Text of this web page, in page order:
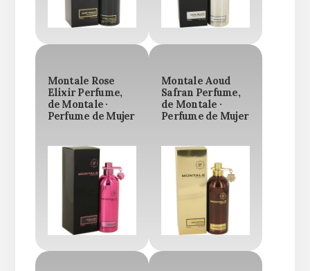
Montale Rose
Elixir Perfume,
de Montale ·
Perfume de Mujer
Montale Aoud
Safran Perfume,
de Montale ·
Perfume de Mujer